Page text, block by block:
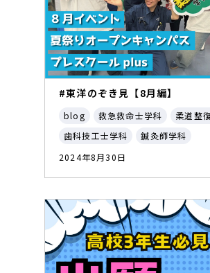
#東洋のぞき見【8月編】
blog 救急救命士学科
柔道整
歯科技工士学科
鍼灸師学科
2024年8月30日